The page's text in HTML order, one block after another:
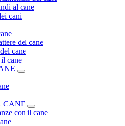
al cane
cani
del cane
cane
cane
CANE
con il cane